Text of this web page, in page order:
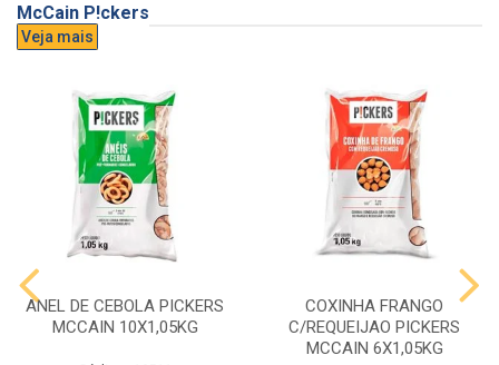
McCain P!ckers
Veja mais
ANEL DE CEBOLA PICKERS
MCCAIN 10X1,05KG
COXINHA FRANGO
C/REQUEIJAO PICKERS
MCCAIN 6X1,05KG